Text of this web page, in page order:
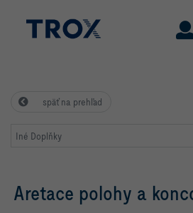
späť na prehľad
Iné Doplňky
Aretace polohy a